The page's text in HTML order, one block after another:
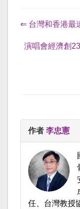
⇐ 台灣和香港最
演唱會經濟創
作者 李忠憲
任、台灣教授